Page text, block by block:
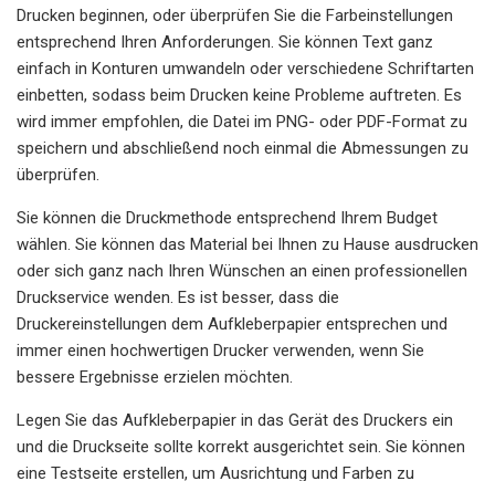
Drucken beginnen, oder überprüfen Sie die Farbeinstellungen
entsprechend Ihren Anforderungen. Sie können Text ganz
einfach in Konturen umwandeln oder verschiedene Schriftarten
einbetten, sodass beim Drucken keine Probleme auftreten. Es
wird immer empfohlen, die Datei im PNG- oder PDF-Format zu
speichern und abschließend noch einmal die Abmessungen zu
überprüfen.
Sie können die Druckmethode entsprechend Ihrem Budget
wählen. Sie können das Material bei Ihnen zu Hause ausdrucken
oder sich ganz nach Ihren Wünschen an einen professionellen
Druckservice wenden. Es ist besser, dass die
Druckereinstellungen dem Aufkleberpapier entsprechen und
immer einen hochwertigen Drucker verwenden, wenn Sie
bessere Ergebnisse erzielen möchten.
Legen Sie das Aufkleberpapier in das Gerät des Druckers ein
und die Druckseite sollte korrekt ausgerichtet sein. Sie können
eine Testseite erstellen, um Ausrichtung und Farben zu